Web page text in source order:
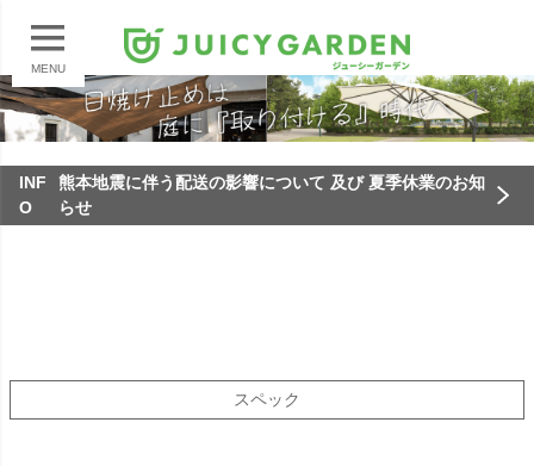
MENU
INF
O
熊本地震に伴う配送の影響について 及び 夏季休業のお知
らせ
スペック